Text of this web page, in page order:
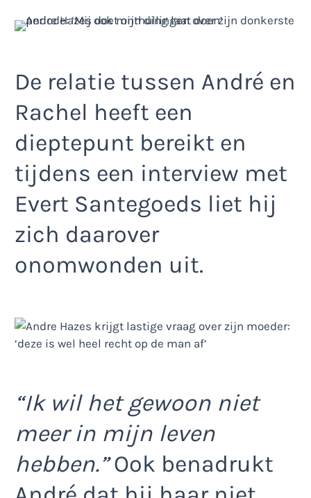
De relatie tussen André en
Rachel heeft een
dieptepunt bereikt en
tijdens een interview met
Evert Santegoeds liet hij
zich daarover
onomwonden uit.
“Ik wil het gewoon niet
meer in mijn leven
hebben.”Ook benadrukt